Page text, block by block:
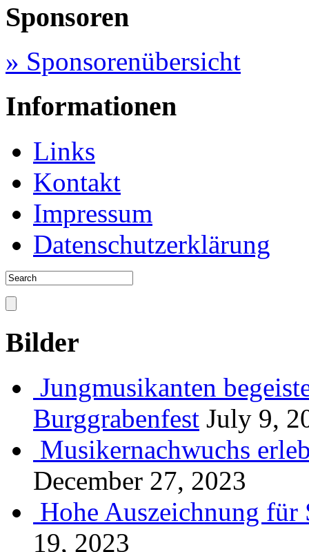
Sponsoren
» Sponsorenübersicht
Informationen
Links
Kontakt
Impressum
Datenschutzerklärung
Bilder
Jungmusikanten
Burggrabenfest July 9,
Musikernachwuchs
December 27, 2023
Hohe Auszeichnung für
19, 2023